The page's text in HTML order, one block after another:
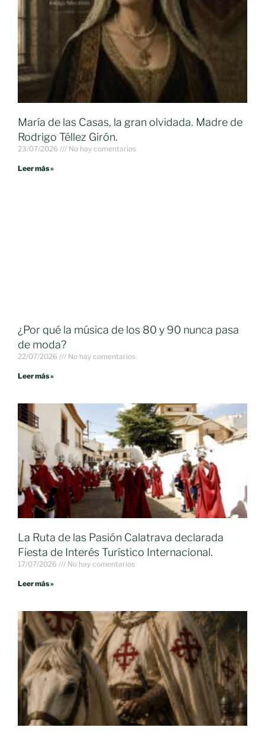
María de las Casas, la gran olvidada. Madre de
Rodrigo Téllez Girón.
23/07/2026 No hay comentarios
Leer más »
¿Por qué la música de los 80 y 90 nunca pasa
de moda?
22/07/2026 No hay comentarios
Leer más »
La Ruta de las Pasión Calatrava declarada
Fiesta de Interés Turístico Internacional.
17/07/2026 No hay comentarios
Leer más »